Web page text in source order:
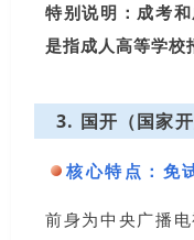
特别说明：成考
是指成人高等学校
3. 国开（国家开
核心特点： 免
前身为中央广播